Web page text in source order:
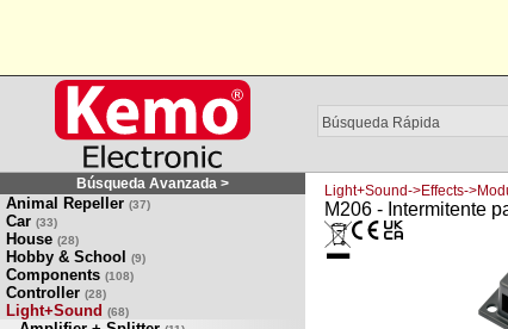
Búsqueda Avanzada >
Animal Repeller (37)
Car (33)
House (28)
Hobby & School (9)
Components (108)
Controller (28)
Light+Sound (68)
Light+Sound->Effects-
M206 - Intermitente